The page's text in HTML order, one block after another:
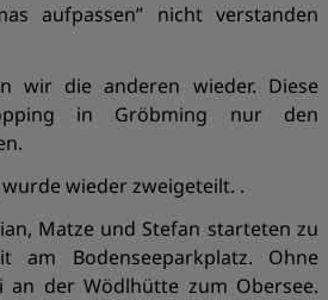
aufpassen” nicht verstanden
wir die anderen wieder. Diese
in Gröbming nur den
wieder zweigeteilt. .
Matze und Stefan starteten zu
am Bodenseeparkplatz. Ohne
an der Wödlhütte zum Obersee.